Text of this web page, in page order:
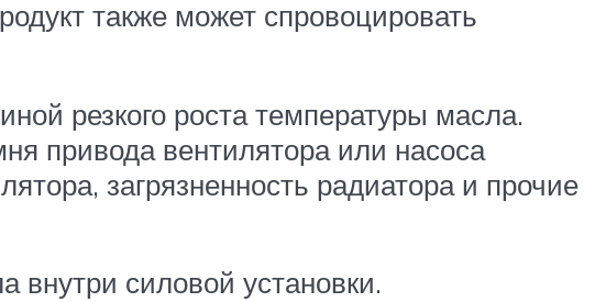
также может спровоцировать
резкого роста температуры масла.
привода вентилятора или насоса
загрязненность радиатора и прочие
внутри силовой установки.